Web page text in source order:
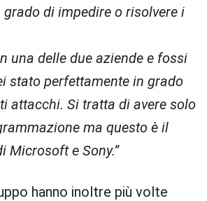
di impedire o risolvere i
una delle due aziende e fossi
stato perfettamente in grado
attacchi. Si tratta di avere solo
ma questo è il
Microsoft e Sony.”
hanno inoltre più volte